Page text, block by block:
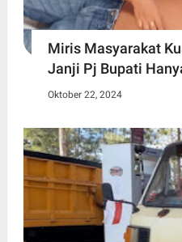
Miris Masyarakat
Janji Pj Bupati
Oktober 22, 2024